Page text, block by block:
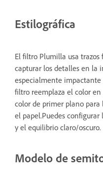
Estilográfica
El filtro Plumilla usa
capturar los detalles en la
especialmente impactante
filtro reemplaza el color
color de primer plano
el papel.Puedes
y el equilibrio claro/oscuro.
Modelo de